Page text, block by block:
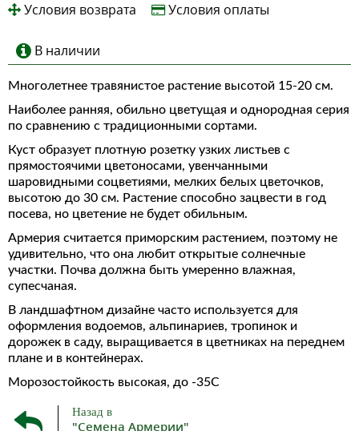
Условия возврата Условия оплаты
В наличии
Многолетнее травянистое растение высотой 15-20 см.
Наиболее ранняя, обильно цветущая и однородная серия
по сравнению с традиционными сортами.
Куст образует плотную розетку узких листьев с
прямостоячими цветоносами, увенчанными
шаровидными соцветиями, мелких белых цветочков,
высотою до 30 см. Растение способно зацвести в год
посева, но цветение не будет обильным.
Армерия считается приморским растением, поэтому не
удивительно, что она любит открытые солнечные
участки. Почва должна быть умеренно влажная,
супесчаная.
В ландшафтном дизайне часто используется для
оформления водоемов, альпинариев, тропинок и
дорожек в саду, выращивается в цветниках на переднем
плане и в контейнерах.
Морозостойкость высокая, до -35С
Назад в
"Семена Армерии"